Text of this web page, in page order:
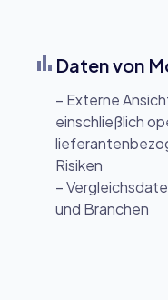
bar_chart Daten von
– Externe
einschließlich
Risiken
–
und Branchen